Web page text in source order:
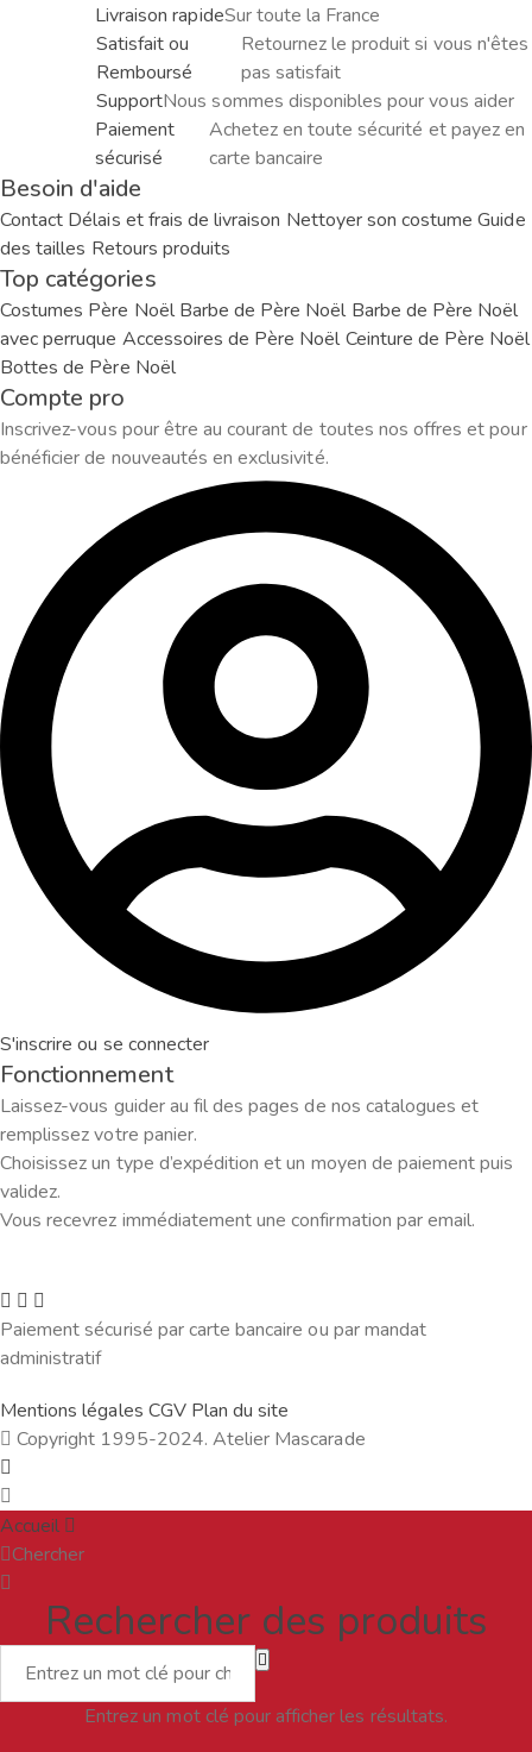
Livraison rapideSur toute la France
Satisfait ou
Remboursé
Retournez le produit si vous n'êtes
pas satisfait
SupportNous sommes disponibles pour vous aider
Paiement
sécurisé
Achetez en toute sécurité et payez en
carte bancaire
Besoin d'aide
Contact Délais et frais de livraison Nettoyer son costume Guide
des tailles Retours produits
Top catégories
Costumes Père Noël Barbe de Père Noël Barbe de Père Noël
avec perruque Accessoires de Père Noël Ceinture de Père Noël
Bottes de Père Noël
Compte pro
Inscrivez-vous pour être au courant de toutes nos offres et pour
bénéficier de nouveautés en exclusivité.
S'inscrire ou se connecter
Fonctionnement
Laissez-vous guider au fil des pages de nos catalogues et
remplissez votre panier.
Choisissez un type d’expédition et un moyen de paiement puis
validez.
Vous recevrez immédiatement une confirmation par email.
Paiement sécurisé par carte bancaire ou par mandat
administratif
Mentions légales CGV Plan du site
Copyright 1995-2024. Atelier Mascarade
Accueil
Chercher
Rechercher des produits
Entrez un mot clé pour afficher les résultats.